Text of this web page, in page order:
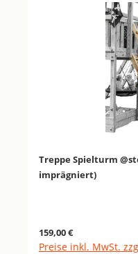
Treppe Spielturm
imprägniert)
Regulärer Preis:
159,00 €
Preise inkl. MwSt.